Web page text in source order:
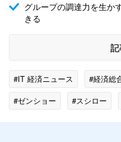
グループの調達力を生か
きる
#IT 経済ニュース #経済総
#ゼンショー
#スシロー